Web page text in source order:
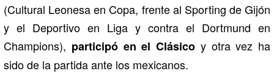
(Cultural Leonesa en Copa, frente al Sporting de Gijón
y el Deportivo en Liga y contra el Dortmund en
Champions), participó en el Clásico y otra vez ha
sido de la partida ante los mexicanos.